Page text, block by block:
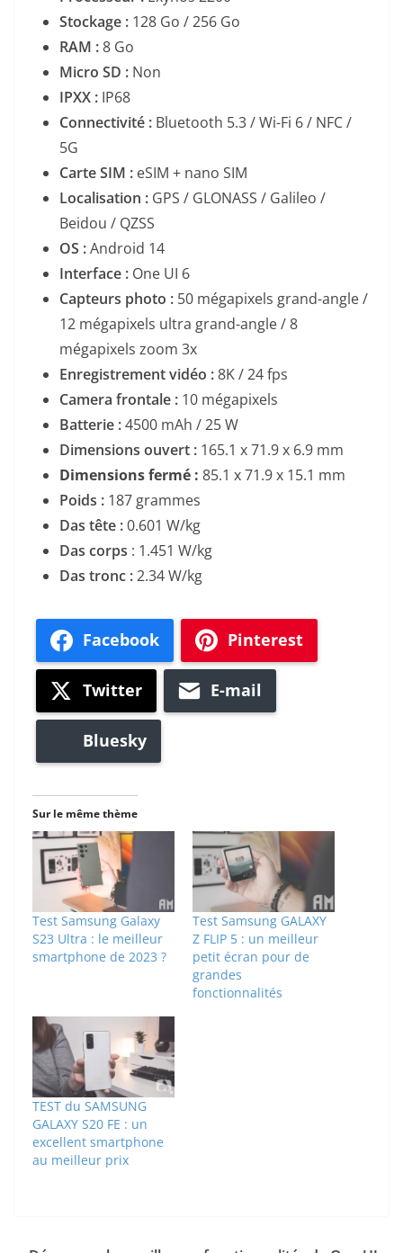
Stockage : 128 Go / 256 Go
RAM :8 Go
Micro SD : Non
IPXX : IP68
Connectivité : Bluetooth 5.3 / Wi-Fi 6 / NFC /
5G
Carte SIM : eSIM + nano SIM
Localisation : GPS / GLONASS / Galileo /
Beidou / QZSS
OS :Android 14
Interface : One UI 6
Capteurs photo : 50 mégapixels grand-angle /
12 mégapixels ultra grand-angle / 8
mégapixels zoom 3x
Enregistrement vidéo :8K / 24 fps
Camera frontale : 10 mégapixels
Batterie :4500 mAh / 25 W
Dimensions ouvert : 165.1 x 71.9 x 6.9 mm
Dimensions fermé : 85.1 x 71.9 x 15.1 mm
Poids : 187 grammes
Das tête :0.601 W/kg
Das corps : 1.451 W/kg
Das tronc :2.34 W/kg
Facebook Pinterest
Twitter E-mail
Bluesky
Sur le même thème
Test Samsung Galaxy
S23 Ultra : le meilleur
smartphone de 2023 ?
Test Samsung GALAXY
Z FLIP 5 : un meilleur
petit écran pour de
grandes
fonctionnalités
TEST du SAMSUNG
GALAXY S20 FE : un
excellent smartphone
au meilleur prix